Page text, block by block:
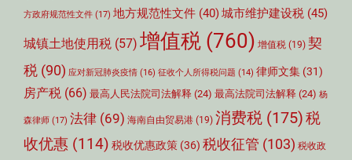
方政府规范性文件 (17) 地方规范性文件 (40)城市维护建设税 (45)
城镇土地使用税 (57) 增值税 (760) 增值税 (19) 契
税 (90) 应对新冠肺炎疫情 (16) 征收个人所得税问题 (14) 律师文集 (31)
房产税 (66) 最高人民法院司法解释 (24) 最高法院司法解释 (24) 杨
森律师 (17) 法律 (69) 海南自由贸易港 (19) 消费税 (175)税
收优惠 (114) 税收优惠政策 (36) 税收征管 (103) 税收政